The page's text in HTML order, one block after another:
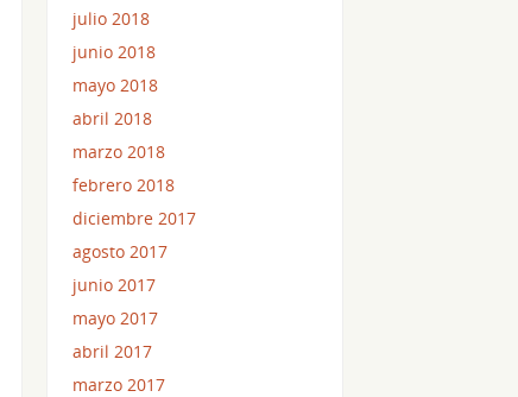
julio 2018
junio 2018
mayo 2018
abril 2018
marzo 2018
febrero 2018
diciembre 2017
agosto 2017
junio 2017
mayo 2017
abril 2017
marzo 2017